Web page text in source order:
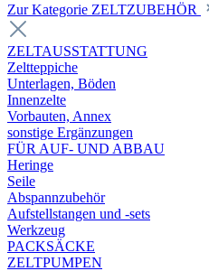
Zur Kategorie ZELTZUBEHÖR
ZELTAUSSTATTUNG
Zeltteppiche
Unterlagen, Böden
Innenzelte
Vorbauten, Annex
sonstige Ergänzungen
FÜR AUF- UND ABBAU
Heringe
Seile
Abspannzubehör
Aufstellstangen und -sets
Werkzeug
PACKSÄCKE
ZELTPUMPEN